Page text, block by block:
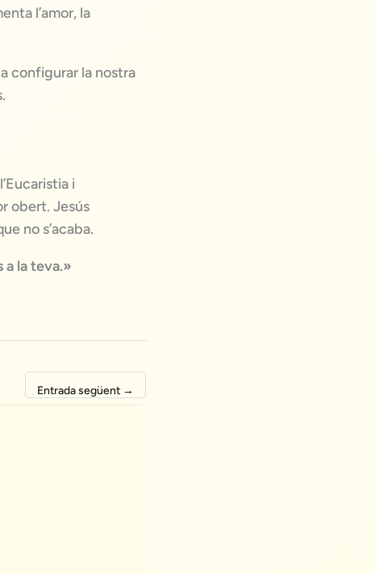
l’amor, la
configurar la nostra
i
obert. Jesús
no s’acaba.
a la teva.»
Entrada següent →